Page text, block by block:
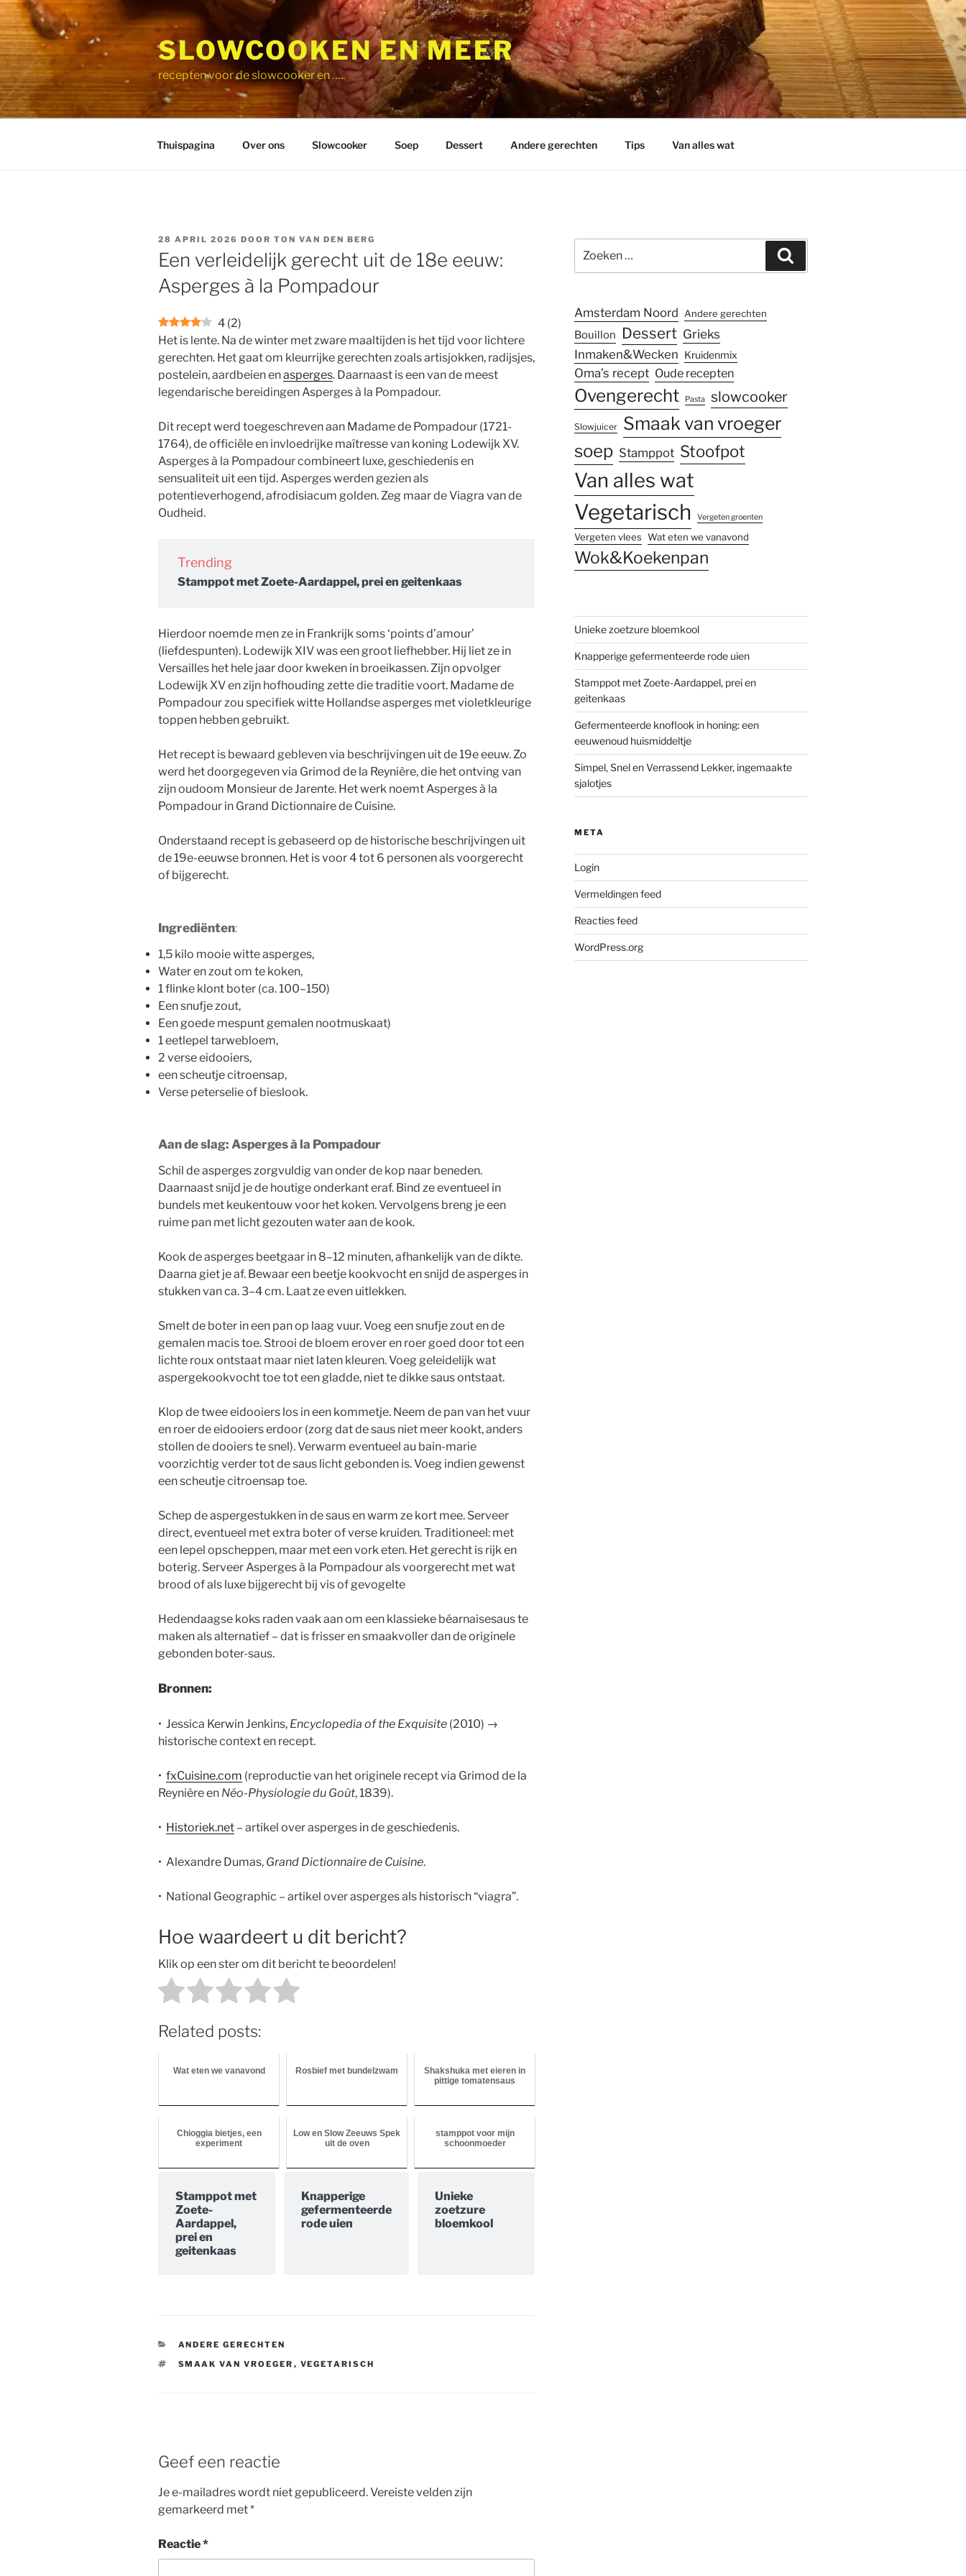
Ga
naar
de
inhoud
SLOWCOOKEN EN MEER
recepten voor de slowcooker en …..
Thuispagina Over ons Slowcooker Soep Dessert Andere gerechten Tips Van alles wat
GEPLAATST
OP
28 APRIL 2026 DOOR TON VAN DEN BERG
Een verleidelijk gerecht uit de 18e eeuw:
Asperges à la Pompadour
4 (2)
Het is lente. Na de winter met zware maaltijden is het tijd voor lichtere
gerechten. Het gaat om kleurrijke gerechten zoals artisjokken, radijsjes,
postelein, aardbeien enasperges. Daarnaast is een van de meest
legendarische bereidingen Asperges à la Pompadour.
Dit recept werd toegeschreven aan Madame de Pompadour (1721-
1764), de officiële en invloedrijke maîtresse van koning Lodewijk XV.
Asperges à la Pompadour combineert luxe, geschiedenis en
sensualiteit uit een tijd. Asperges werden gezien als
potentieverhogend, afrodisiacum golden. Zeg maar de Viagra van de
Oudheid.
Trending
Stamppot met Zoete-Aardappel, prei en geitenkaas
Hierdoor noemde men ze in Frankrijk soms ‘points d’amour’
(liefdespunten). Lodewijk XIV was een groot liefhebber. Hij liet ze in
Versailles het hele jaar door kweken in broeikassen. Zijn opvolger
Lodewijk XV en zijn hofhouding zette die traditie voort. Madame de
Pompadour zou specifiek witte Hollandse asperges met violetkleurige
toppen hebben gebruikt.
Het recept is bewaard gebleven via beschrijvingen uit de 19e eeuw. Zo
werd het doorgegeven via Grimod de la Reynière, die het ontving van
zijn oudoom Monsieur de Jarente. Het werk noemt Asperges à la
Pompadour in Grand Dictionnaire de Cuisine.
Onderstaand recept is gebaseerd op de historische beschrijvingen uit
de 19e-eeuwse bronnen. Het is voor 4 tot 6 personen als voorgerecht
of bijgerecht.
Ingrediënten:
1,5 kilo mooie witte asperges,
Water en zout om te koken,
1 flinke klont boter (ca. 100–150)
Een snufje zout,
Een goede mespunt gemalen nootmuskaat)
1 eetlepel tarwebloem,
2 verse eidooiers,
een scheutje citroensap,
Verse peterselie of bieslook.
Aan de slag: Asperges à la Pompadour
Schil de asperges zorgvuldig van onder de kop naar beneden.
Daarnaast snijd je de houtige onderkant eraf. Bind ze eventueel in
bundels met keukentouw voor het koken. Vervolgens breng je een
ruime pan met licht gezouten water aan de kook.
Kook de asperges beetgaar in 8–12 minuten, afhankelijk van de dikte.
Daarna giet je af. Bewaar een beetje kookvocht en snijd de asperges in
stukken van ca. 3–4 cm. Laat ze even uitlekken.
Smelt de boter in een pan op laag vuur. Voeg een snufje zout en de
gemalen macis toe. Strooi de bloem erover en roer goed door tot een
lichte roux ontstaat maar niet laten kleuren. Voeg geleidelijk wat
aspergekookvocht toe tot een gladde, niet te dikke saus ontstaat.
Klop de twee eidooiers los in een kommetje. Neem de pan van het vuur
en roer de eidooiers erdoor (zorg dat de saus niet meer kookt, anders
stollen de dooiers te snel). Verwarm eventueel au bain-marie
voorzichtig verder tot de saus licht gebonden is. Voeg indien gewenst
een scheutje citroensap toe.
Schep de aspergestukken in de saus en warm ze kort mee. Serveer
direct, eventueel met extra boter of verse kruiden. Traditioneel: met
een lepel opscheppen, maar met een vork eten. Het gerecht is rijk en
boterig. Serveer Asperges à la Pompadour als voorgerecht met wat
brood of als luxe bijgerecht bij vis of gevogelte
Hedendaagse koks raden vaak aan om een klassieke béarnaisesaus te
maken als alternatief – dat is frisser en smaakvoller dan de originele
gebonden boter-saus.
Bronnen:
• Jessica Kerwin Jenkins, Encyclopedia of the Exquisite (2010) →
historische context en recept.
• fxCuisine.com (reproductie van het originele recept via Grimod de la
Reynière en Néo-Physiologie du Goût, 1839).
• Historiek.net – artikel over asperges in de geschiedenis.
• Alexandre Dumas, Grand Dictionnaire de Cuisine.
• National Geographic – artikel over asperges als historisch “viagra”.
Hoe waardeert u dit bericht?
Klik op een ster om dit bericht te beoordelen!
Related posts:
Wat eten we vanavond Rosbief met bundelzwam
Shakshuka met eieren in
pittige tomatensaus
Chioggia bietjes, een
experiment
Low en Slow Zeeuws Spek
uit de oven
stamppot voor mijn
schoonmoeder
Stamppot met
Zoete-
Aardappel,
prei en
geitenkaas
Knapperige
gefermenteerde
rode uien
Unieke
zoetzure
bloemkool
CATEGORIEËN
ANDERE GERECHTEN
TAGS
SMAAK VAN VROEGER , VEGETARISCH
Geef een reactie
Je e-mailadres wordt niet gepubliceerd.Vereiste velden zijn
gemarkeerd met*
Reactie*
naar:
Amsterdam Noord Andere gerechten
Bouillon Dessert Grieks
Inmaken&Wecken Kruidenmix
Oma’s recept Oude recepten
Ovengerecht Pasta slowcooker
Slowjuicer Smaak van vroeger
soep Stamppot Stoofpot
Van alles wat
Vegetarisch Vergeten groenten
Vergeten vlees Wat eten we vanavond
Wok&Koekenpan
Unieke zoetzure bloemkool
Knapperige gefermenteerde rode uien
Stamppot met Zoete-Aardappel, prei en
geitenkaas
Gefermenteerde knoflook in honing: een
eeuwenoud huismiddeltje
Simpel, Snel en Verrassend Lekker, ingemaakte
sjalotjes
META
Login
Vermeldingen feed
Reacties feed
WordPress.org